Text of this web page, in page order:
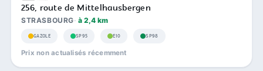
256, route de Mittelhausbergen
STRASBOURG à 2,4 km
GAZOLE SP95 E10 SP98
Prix non actualisés récemment